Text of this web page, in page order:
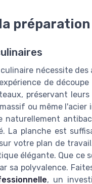
nécessite
de
préservant
ou même
La planche est
votre plan de
élégante. Que ce
sa polyvalence.
, un